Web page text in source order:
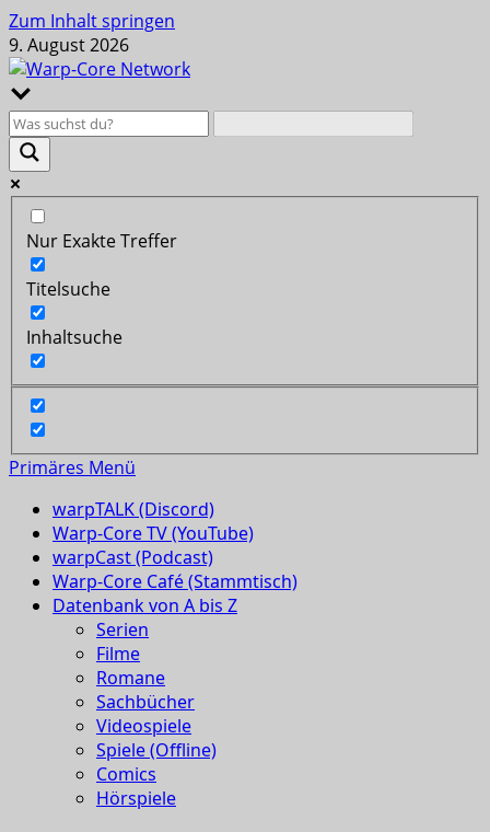
Zum Inhalt springen
9. August 2026
Nur Exakte Treffer
Titelsuche
Inhaltsuche
Primäres Menü
warpTALK (Discord)
Warp-Core TV (YouTube)
warpCast (Podcast)
Warp-Core Café (Stammtisch)
Datenbank von A bis Z
Serien
Filme
Romane
Sachbücher
Videospiele
Spiele (Offline)
Comics
Hörspiele